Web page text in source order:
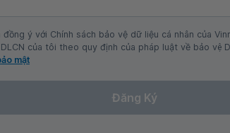
đồng ý với Chính sách bảo vệ dữ liệu cá nhân của
của tôi theo quy định của pháp luật về bảo vệ
mật
Đăng Ký